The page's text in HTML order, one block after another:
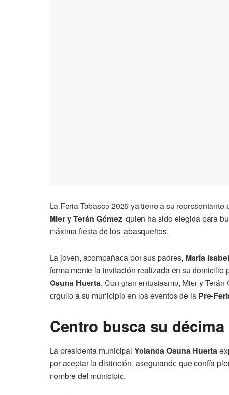
La Feria Tabasco 2025 ya tiene a su representante
Mier y Terán Gómez, quien ha sido elegida para
máxima fiesta de los tabasqueños.
La joven, acompañada por sus padres, María
formalmente la invitación realizada en su domicilio
Osuna Huerta. Con gran entusiasmo, Mier y
orgullo a su municipio en los eventos de la Pre-
Centro busca su
La presidenta municipal Yolanda Osuna Huerta
por aceptar la distinción, asegurando que confía
nombre del municipio.